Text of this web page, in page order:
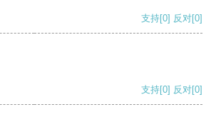
支持[0] 反对[0]
支持[0] 反对[0]